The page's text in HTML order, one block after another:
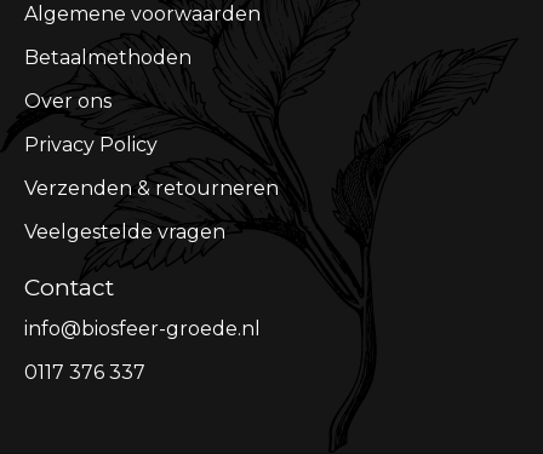
Algemene voorwaarden
Betaalmethoden
Over ons
Privacy Policy
Verzenden & retourneren
Veelgestelde vragen
Contact
info@biosfeer-groede.nl
0117 376 337